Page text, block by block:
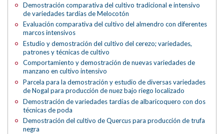
Demostración comparativa del cultivo tradicional e intensivo
de variedades tardías de Melocotón
Evaluación comparativa del cultivo del almendro con diferentes
marcos intensivos
Estudio y demostración del cultivo del cerezo; variedades,
patrones y técnicas de cultivo
Comportamiento y demostración de nuevas variedades de
manzano en cultivo intensivo
Parcela para la demostración y estudio de diversas variedades
de Nogal para producción de nuez bajo riego localizado
Demostración de variedades tardías de albaricoquero con dos
técnicas de poda
Demostración del cultivo de Quercus para producción de trufa
negra